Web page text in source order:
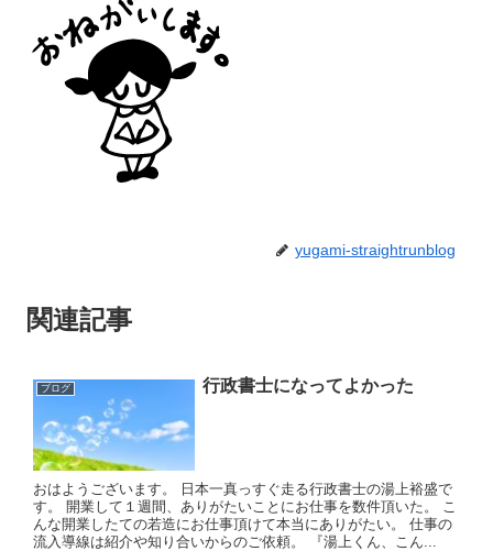
yugami-straightrunblog
関連記事
ブログ 行政書士になってよかった
おはようございます。 日本一真っすぐ走る行政書士の湯上裕盛で
す。 開業して１週間、ありがたいことにお仕事を数件頂いた。 こ
んな開業したての若造にお仕事頂けて本当にありがたい。 仕事の
流入導線は紹介や知り合いからのご依頼。 『湯上くん、こん...